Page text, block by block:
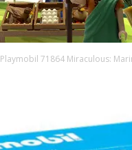
Playmobil 71864 Miraculous: